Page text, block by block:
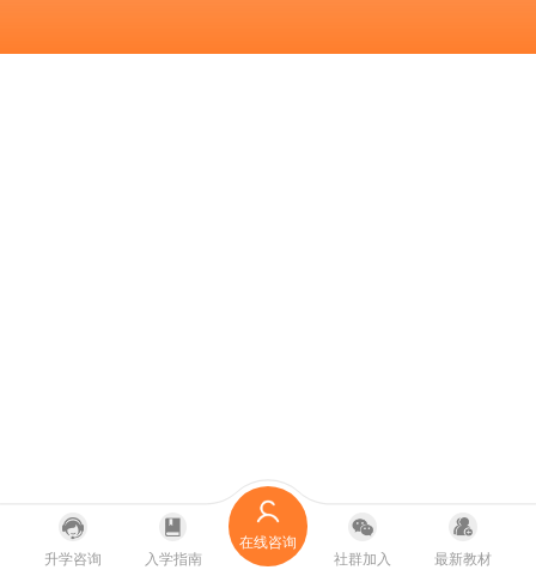
升学咨询 入学指南
在线咨询
社群加入
最新教材